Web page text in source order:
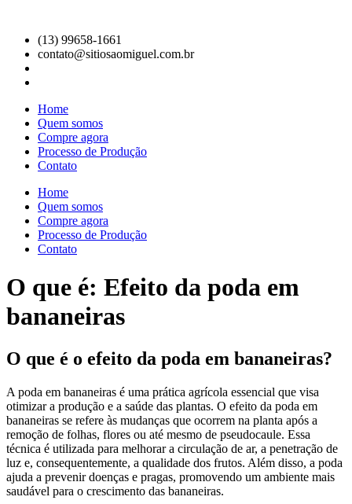
conteúdo
(13) 99658-1661
contato@sitiosaomiguel.com.br
Home
Quem somos
Compre agora
Processo de Produção
Contato
Home
Quem somos
Compre agora
Processo de Produção
Contato
O que é: Efeito da poda em
bananeiras
O que é o efeito da poda em bananeiras?
A poda em bananeiras é uma prática agrícola essencial que visa
otimizar a produção e a saúde das plantas. O efeito da poda em
bananeiras se refere às mudanças que ocorrem na planta após a
remoção de folhas, flores ou até mesmo de pseudocaule. Essa
técnica é utilizada para melhorar a circulação de ar, a penetração de
luz e, consequentemente, a qualidade dos frutos. Além disso, a poda
ajuda a prevenir doenças e pragas, promovendo um ambiente mais
saudável para o crescimento das bananeiras.